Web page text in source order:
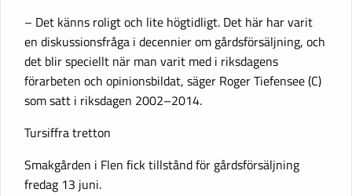
– Det känns roligt och lite högtidligt. Det här har varit
en diskussionsfråga i decennier om gårdsförsäljning, och
det blir speciellt när man varit med i riksdagens
förarbeten och opinionsbildat, säger Roger Tiefensee (C)
som satt i riksdagen 2002–2014.
Tursiffra tretton
Smakgården i Flen fick tillstånd för gårdsförsäljning
fredag 13 juni.